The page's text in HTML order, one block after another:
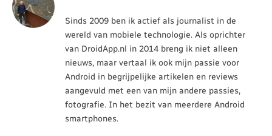
Sinds 2009 ben ik actief als journalist in de
wereld van mobiele technologie. Als oprichter
van DroidApp.nl in 2014 breng ik niet alleen
nieuws, maar vertaal ik ook mijn passie voor
Android in begrijpelijke artikelen en reviews
aangevuld met een van mijn andere passies,
fotografie. In het bezit van meerdere Android
smartphones.